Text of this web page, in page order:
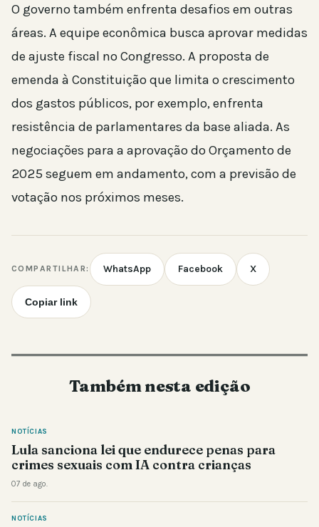
O governo também enfrenta desafios em outras
áreas. A equipe econômica busca aprovar medidas
de ajuste fiscal no Congresso. A proposta de
emenda à Constituição que limita o crescimento
dos gastos públicos, por exemplo, enfrenta
resistência de parlamentares da base aliada. As
negociações para a aprovação do Orçamento de
2025 seguem em andamento, com a previsão de
votação nos próximos meses.
COMPARTILHAR: WhatsApp Facebook X
Copiar link
Também nesta edição
NOTÍCIAS
Lula sanciona lei que endurece penas para
crimes sexuais com IA contra crianças
07 de ago.
NOTÍCIAS